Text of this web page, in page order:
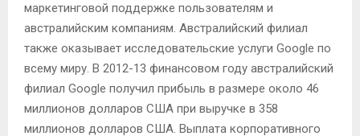
маркетинговой поддержке пользователям и
австралийским компаниям. Австралийский филиал
также оказывает исследовательские услуги Google по
всему миру. В 2012-13 финансовом году австралийский
филиал Google получил прибыль в размере около 46
миллионов долларов США при выручке в 358
миллионов долларов США. Выплата корпоративного